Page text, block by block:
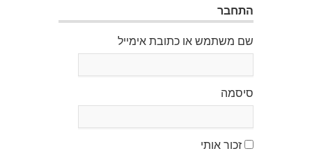
התחבר
שם משתמש או כתובת אימייל
סיסמה
זכור אותי